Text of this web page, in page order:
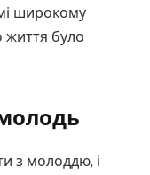
широкому
життя було
з молоддю, і